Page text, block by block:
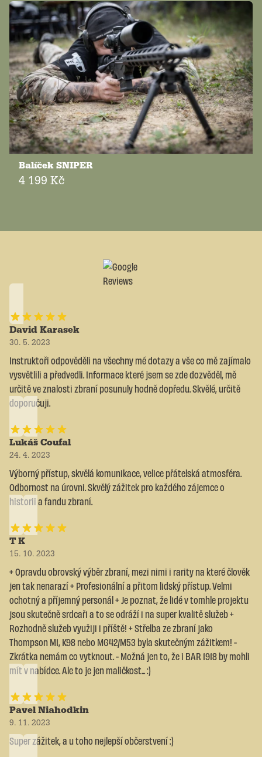
Balíček SNIPER
4 199 Kč
David Karasek
30. 5. 2023
Instruktoři odpověděli na všechny mé dotazy a vše co mě zajímalo
vysvětlili a předvedli. Informace které jsem se zde dozvěděl, mě
určitě ve znalosti zbraní posunuly hodně dopředu. Skvělé, určitě
doporučuji.
Lukáš Coufal
24. 4. 2023
Výborný přístup, skvělá komunikace, velice přátelská atmosféra.
Odbornost na úrovni. Skvělý zážitek pro každého zájemce o
historii a fandu zbraní.
T K
15. 10. 2023
+ Opravdu obrovský výběr zbraní, mezi nimi i rarity na které člověk
jen tak nenarazí + Profesionální a přitom lidský přístup. Velmi
ochotný a příjemný personál + Je poznat, že lidé v tomhle projektu
jsou skutečně srdcaři a to se odráží i na super kvalitě služeb +
Rozhodně služeb využiji i příště! + Střelba ze zbraní jako
Thompson M1, K98 nebo MG42/M53 byla skutečným zážitkem! -
Zkrátka nemám co vytknout. - Možná jen to, že i BAR 1918 by mohli
mít v nabídce. Ale to je jen maličkost... :)
Pavel Niahodkin
9. 11. 2023
Super zážitek, a u toho nejlepší občerstvení :)